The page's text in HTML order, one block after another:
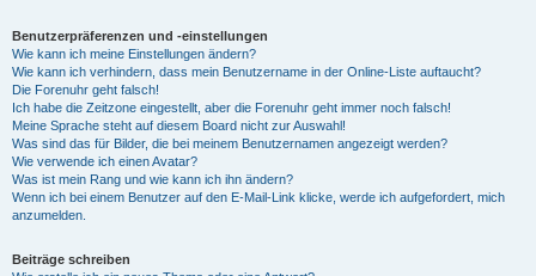
Benutzerpräferenzen und -einstellungen
Wie kann ich meine Einstellungen ändern?
Wie kann ich verhindern, dass mein Benutzername in der Online-Liste auftaucht?
Die Forenuhr geht falsch!
Ich habe die Zeitzone eingestellt, aber die Forenuhr geht immer noch falsch!
Meine Sprache steht auf diesem Board nicht zur Auswahl!
Was sind das für Bilder, die bei meinem Benutzernamen angezeigt werden?
Wie verwende ich einen Avatar?
Was ist mein Rang und wie kann ich ihn ändern?
Wenn ich bei einem Benutzer auf den E-Mail-Link klicke, werde ich aufgefordert, mich
anzumelden.
Beiträge schreiben